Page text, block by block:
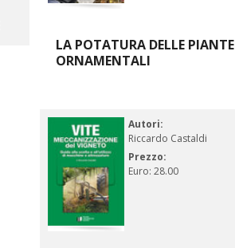
LA POTATURA DELLE PIANTE
ORNAMENTALI
Autori:
Riccardo Castaldi
Prezzo:
Euro: 28.00